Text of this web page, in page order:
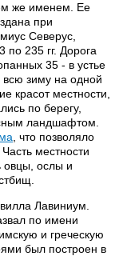
же именем. Ее
при
Северус,
по 235 гг. Дорога
35 - в устье
зиму на одной
красот местности,
по берегу,
ландшафтом.
, что позволяло
местности
овцы, ослы и
Лавиниум.
по имени
и греческую
был построен в